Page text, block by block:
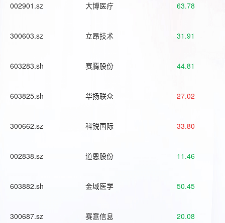
002901.sz 大博医疗 63.78
300603.sz 立昂技术 31.91
603283.sh 赛腾股份 44.81
603825.sh 华扬联众 27.02
300662.sz 科锐国际 33.80
002838.sz 道恩股份 11.46
603882.sh 金域医学 50.45
300687.sz 赛意信息 20.08